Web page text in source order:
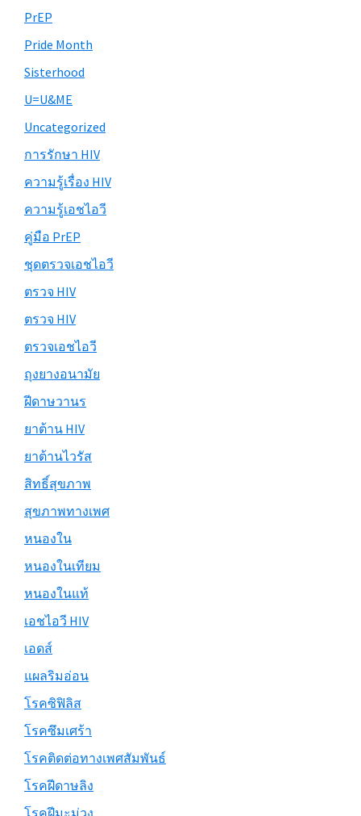
PrEP
Pride Month
Sisterhood
U=U&ME
Uncategorized
การรักษา HIV
ความรู้เรื่อง HIV
ความรู้เอชไอวี
คู่มือ PrEP
ชุดตรวจเอชไอวี
ตรวจ HIV
ตรวจ HIV
ตรวจเอชไอวี
ถุงยางอนามัย
ฝีดาษวานร
ยาต้าน HIV
ยาต้านไวรัส
สิทธิ์สุขภาพ
สุขภาพทางเพศ
หนองใน
หนองในเทียม
หนองในแท้
เอชไอวี HIV
เอดส์
แผลริมอ่อน
โรคซิฟิลิส
โรคซึมเศร้า
โรคติดต่อทางเพศสัมพันธ์
โรคฝีดาษลิง
โรคฝีมะม่วง